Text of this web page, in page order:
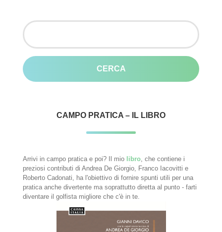
Ricerca
CAMPO PRATICA – IL LIBRO
Arrivi in campo pratica e poi? Il mio libro , che contiene i
preziosi contributi di Andrea De Giorgio, Franco Iacovitti e
Roberto Cadonati, ha l'obiettivo di fornire spunti utili per una
pratica anche divertente ma soprattutto diretta al punto - farti
diventare il golfista migliore che c'è in te.